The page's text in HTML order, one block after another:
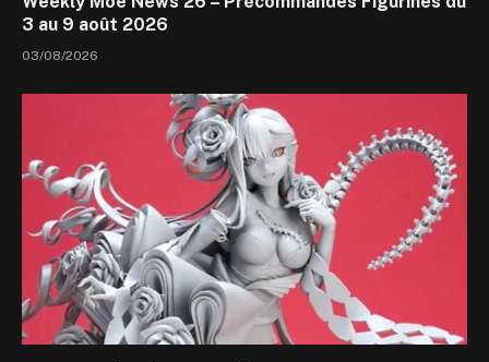
3 au 9 août 2026
03/08/2026